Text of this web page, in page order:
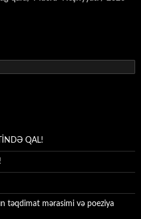
QAL!
təqdimat mərasimi və poeziya